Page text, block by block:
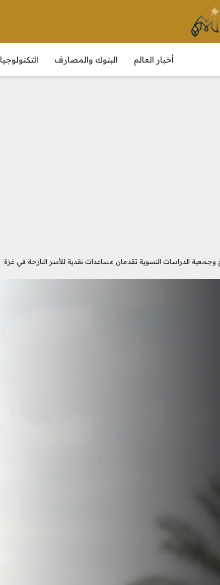
أخبار العالم البنوك والمصارف التكنولوجيا
وجمعية الدراسات النسوية تقدمان مساعدات نقدية للأسر النازحة في غزة